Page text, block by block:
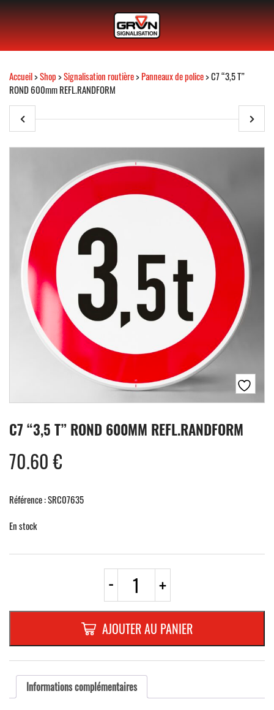
Accueil>Shop>Signalisation routière>Panneaux de police> C7 “3,5 T”
ROND 600mm REFL.RANDFORM
C7 “3,5 T” ROND 600MM REFL.RANDFORM
70.60€
Référence : SRC07635
En stock
- quantité
C7
"3,5
T"
ROND
600mm
REFL.RANDFORM
+
AJOUTER AU PANIER
Informations complémentaires